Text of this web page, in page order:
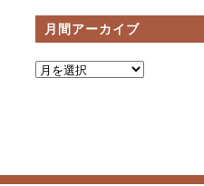
月間アーカイブ